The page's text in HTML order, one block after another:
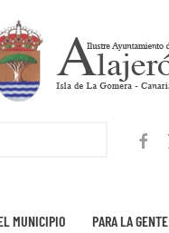
MUNICIPIO PARA LA GENTE